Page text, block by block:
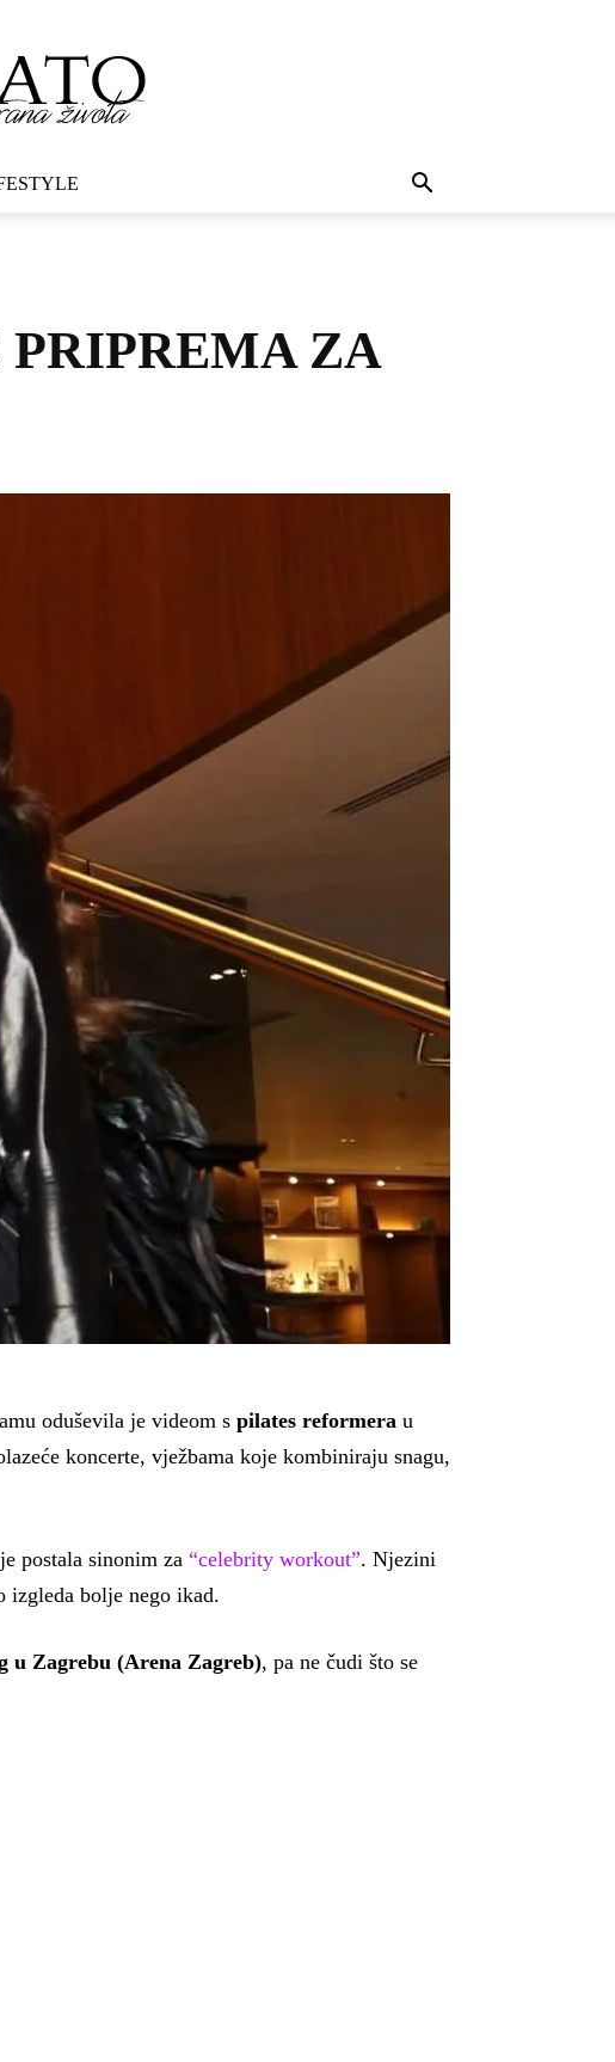
ZA
oduševila je videom s pilates reformera u
koncerte, vježbama koje kombiniraju snagu,
postala sinonim za “celebrity workout”. Njezini
bolje nego ikad.
u Zagrebu (Arena Zagreb), pa ne čudi što se